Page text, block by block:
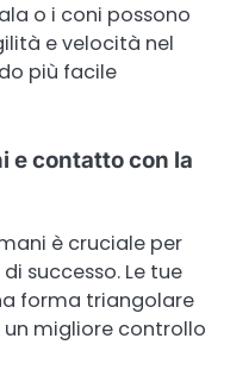
o i coni possono
e velocità nel
più facile
e contatto con la
è cruciale per
successo. Le tue
forma triangolare
migliore controllo